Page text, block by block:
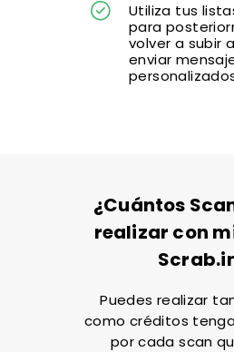
Utiliza tus
para
volver a subir
enviar
¿Cuántos
realizar con
Puedes realizar
como créditos
por cada scan